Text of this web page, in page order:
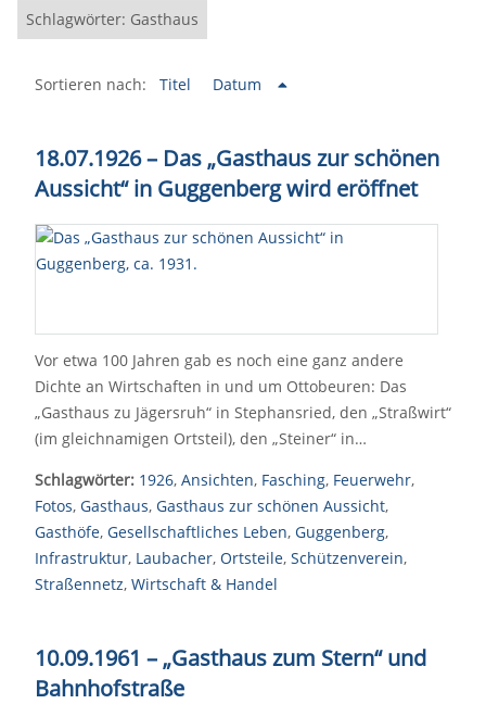
Schlagwörter: Gasthaus
Sortieren nach: Titel Datum
18.07.1926 – Das „Gasthaus zur schönen
Aussicht“ in Guggenberg wird eröffnet
Vor etwa 100 Jahren gab es noch eine ganz andere
Dichte an Wirtschaften in und um Ottobeuren: Das
„Gasthaus zu Jägersruh“ in Stephansried, den „Straßwirt“
(im gleichnamigen Ortsteil), den „Steiner“ in…
Schlagwörter: 1926, Ansichten, Fasching, Feuerwehr,
Fotos, Gasthaus, Gasthaus zur schönen Aussicht,
Gasthöfe, Gesellschaftliches Leben, Guggenberg,
Infrastruktur, Laubacher, Ortsteile, Schützenverein,
Straßennetz, Wirtschaft & Handel
10.09.1961 – „Gasthaus zum Stern“ und
Bahnhofstraße